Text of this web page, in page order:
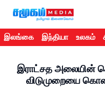
இலங்கை இந்தியா உலகம்
இராட்சத அலையின்
விடுமுறையை